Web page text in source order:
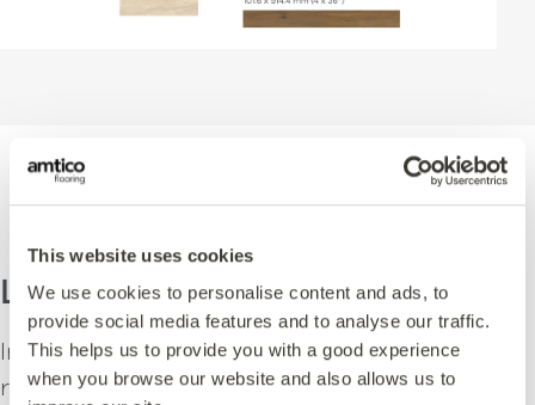
This website uses cookies
We use cookies to personalise content and ads, to
provide social media features and to analyse our traffic.
This helps us to provide you with a good experience
when you browse our website and also allows us to
Le parquet à votre façon
Intemporel et classique, le parquet
reste encore et toujours un favori.